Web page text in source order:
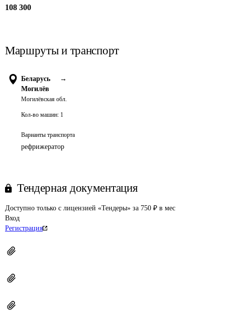
108 300
Маршруты и транспорт
Беларусь
→
Могилёв
Могилёвская обл.
Кол-во машин: 1
Варианты транспорта
рефрижератор
Тендерная документация
Доступно только с лицензией «Тендеры» за 750 ₽ в мес
Вход
Регистрация